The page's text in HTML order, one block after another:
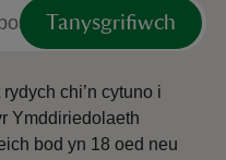
Tanysgrifiwch
chi’n cytuno i
Ymddiriedolaeth
bod yn 18 oed neu